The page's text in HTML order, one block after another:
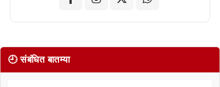
🕘 संबंधित बातम्या